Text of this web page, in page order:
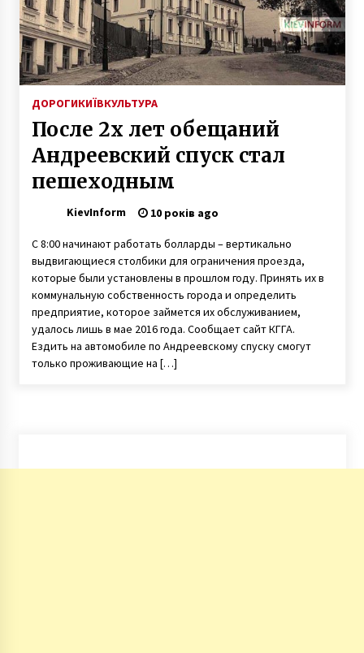
ДОРОГИКИЇВКУЛЬТУРА
После 2х лет обещаний
Андреевский спуск стал
пешеходным
KievInform 10 років ago
С 8:00 начинают работать болларды – вертикально
выдвигающиеся столбики для ограничения проезда,
которые были установлены в прошлом году. Принять их в
коммунальную собственность города и определить
предприятие, которое займется их обслуживанием,
удалось лишь в мае 2016 года. Сообщает сайт КГГА.
Ездить на автомобиле по Андреевскому спуску смогут
только проживающие на […]